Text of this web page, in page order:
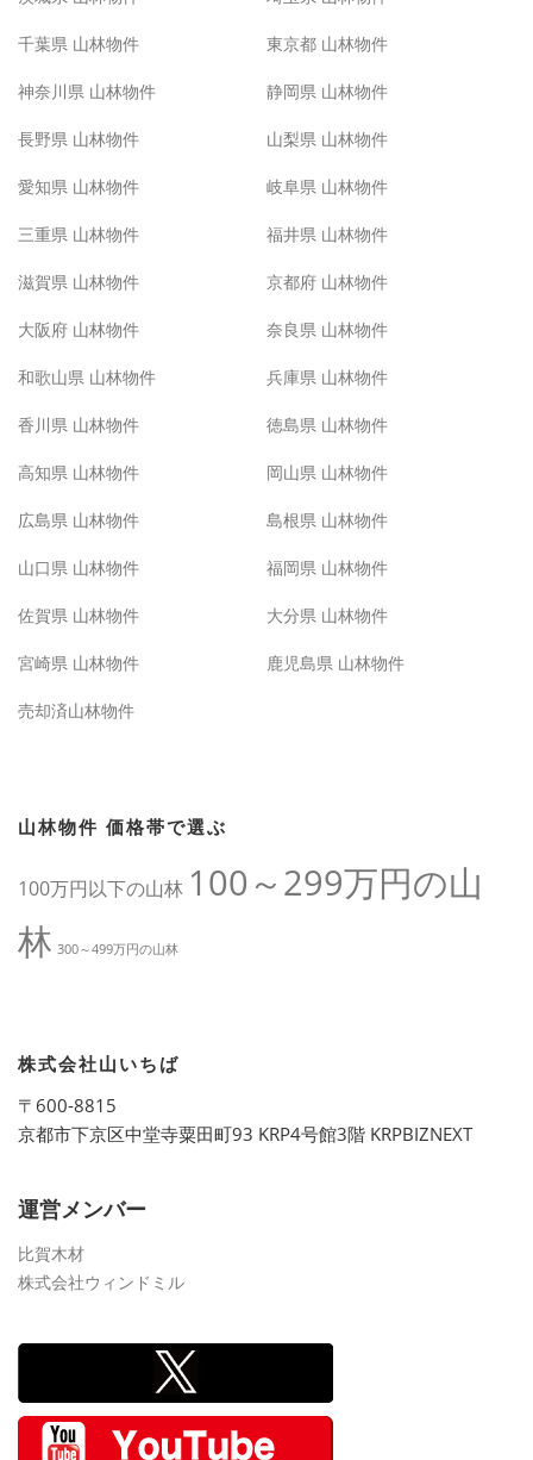
千葉県 山林物件 東京都 山林物件
神奈川県 山林物件 静岡県 山林物件
長野県 山林物件 山梨県 山林物件
愛知県 山林物件 岐阜県 山林物件
三重県 山林物件 福井県 山林物件
滋賀県 山林物件 京都府 山林物件
大阪府 山林物件 奈良県 山林物件
和歌山県 山林物件 兵庫県 山林物件
香川県 山林物件 徳島県 山林物件
高知県 山林物件 岡山県 山林物件
広島県 山林物件 島根県 山林物件
山口県 山林物件 福岡県 山林物件
佐賀県 山林物件 大分県 山林物件
宮崎県 山林物件 鹿児島県 山林物件
売却済山林物件
山林物件 価格帯で選ぶ
100万円以下の山林 100～299万円の山
林 300～499万円の山林
株式会社山いちば
〒600-8815
京都市下京区中堂寺粟田町93 KRP4号館3階 KRPBIZNEXT
運営メンバー
比賀木材
株式会社ウィンドミル